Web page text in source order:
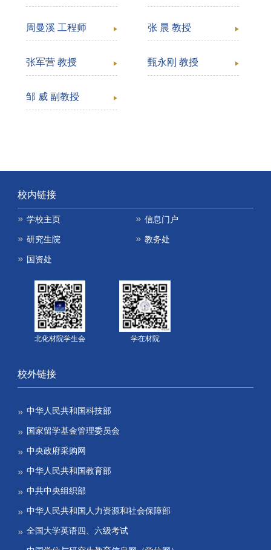
周曼溪 工程师 张 晨 教授
张军营 教授 甄永刚 教授
邹 威 副教授
校内链接
学校主页 信息门户
研究生院 教务处
国资处
北化材院学生会 学在材院
校外链接
中华人民共和国科技部
国家留学基金管理委员会
中央政府采购网
中华人民共和国教育部
中共中央组织部
中华人民共和国人力资源和社会保障部
全国大学英语四、六级考试